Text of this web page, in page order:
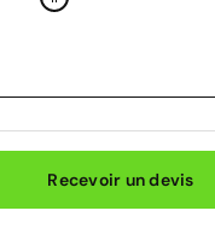
Recevoir un devis